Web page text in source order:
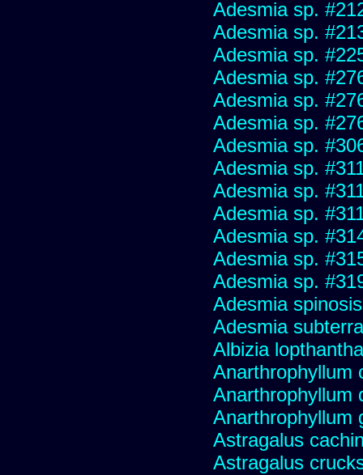
Adesmia sp.
Adesmia sp.
Adesmia sp.
Adesmia sp.
Adesmia sp.
Adesmia sp.
Adesmia sp.
Adesmia sp.
Adesmia sp.
Adesmia sp.
Adesmia sp.
Adesmia sp.
Adesmia sp.
Adesmia
Adesmia
Albizia lopthantha
Anarthrophyllum
Anarthrophyllum
Anarthrophyllum
Astragalus
Astragalus